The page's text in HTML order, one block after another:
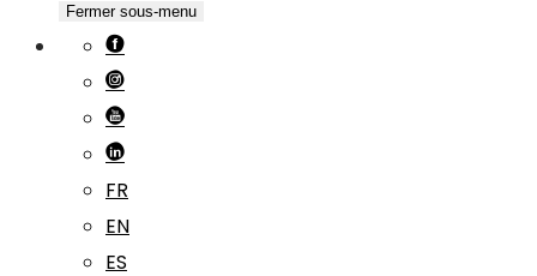
Fermer sous-menu
FR
EN
ES